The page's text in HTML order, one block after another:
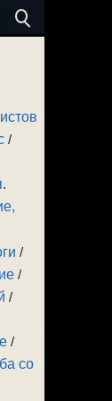
/
.
/
/
/
/
со